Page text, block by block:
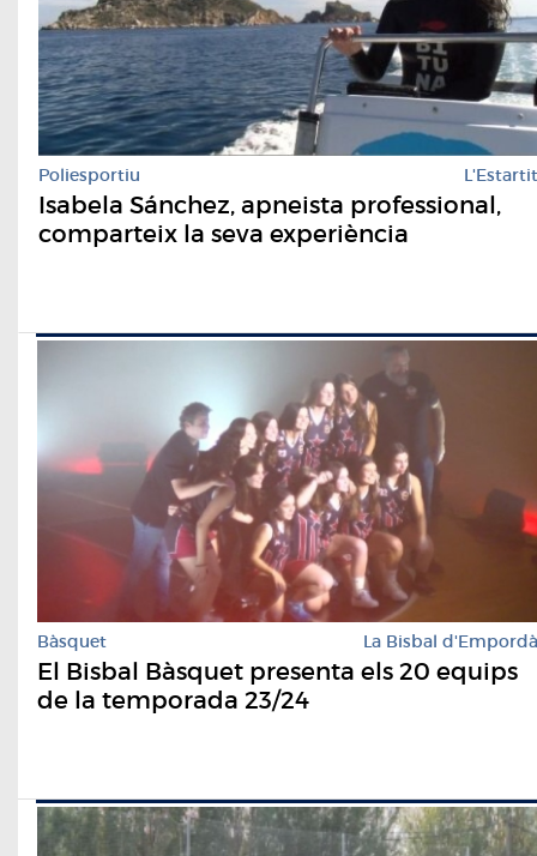
Poliesportiu L'Estartit
Isabela Sánchez, apneista professional,
comparteix la seva experiència
Bàsquet La Bisbal d'Empordà
El Bisbal Bàsquet presenta els 20 equips
de la temporada 23/24